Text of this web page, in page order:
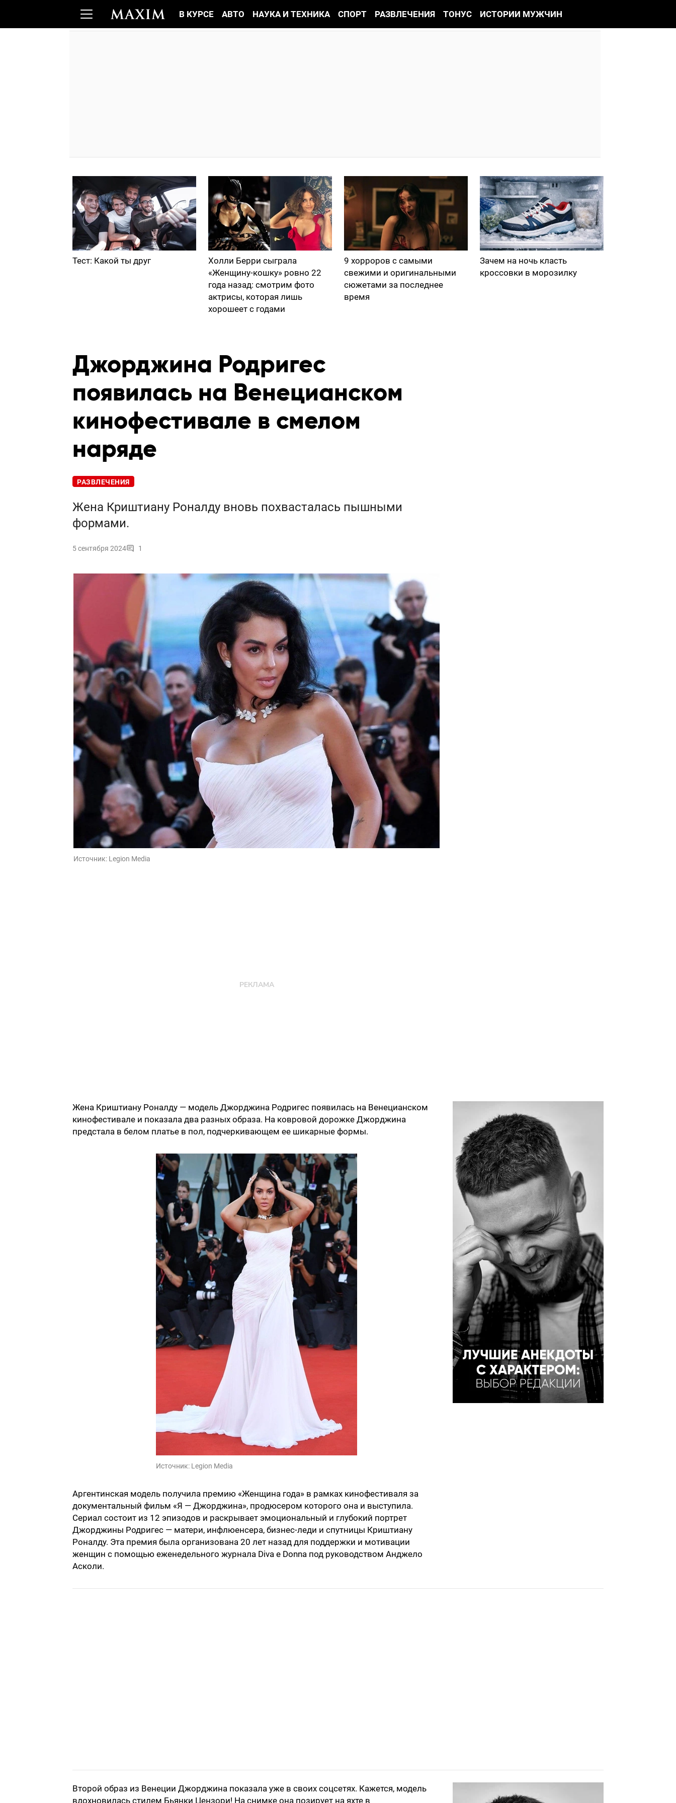
В КУРСЕ АВТО НАУКА И ТЕХНИКА СПОРТ РАЗВЛЕЧЕНИЯ ТОНУС ИСТОРИИ МУЖЧИН
Тест: Какой ты друг
Холли Берри сыграла
«Женщину-кошку» ровно 22
года назад: смотрим фото
актрисы, которая лишь
хорошеет с годами
9 хорроров с самыми
свежими и оригинальными
сюжетами за последнее
время
Зачем на ночь класть
кроссовки в морозилку
Джорджина Родригес
появилась на Венецианском
кинофестивале в смелом
наряде
РАЗВЛЕЧЕНИЯ
Жена Криштиану Роналду вновь похвасталась пышными
формами.
5 сентября 2024 1
Источник: Legion Media
Жена Криштиану Роналду — модель Джорджина Родригес появилась на Венецианском
кинофестивале и показала два разных образа. На ковровой дорожке Джорджина
предстала в белом платье в пол, подчеркивающем ее шикарные формы.
Источник: Legion Media
Аргентинская модель получила премию «Женщина года» в рамках кинофестиваля за
документальный фильм «Я — Джорджина», продюсером которого она и выступила.
Сериал состоит из 12 эпизодов и раскрывает эмоциональный и глубокий портрет
Джорджины Родригес — матери, инфлюенсера, бизнес-леди и спутницы Криштиану
Роналду. Эта премия была организована 20 лет назад для поддержки и мотивации
женщин с помощью еженедельного журнала Diva e Donna под руководством Анджело
Асколи.
Второй образ из Венеции Джорджина показала уже в своих соцсетях. Кажется, модель
вдохновилась стилем Бьянки Цензори! На снимке она позирует на яхте в